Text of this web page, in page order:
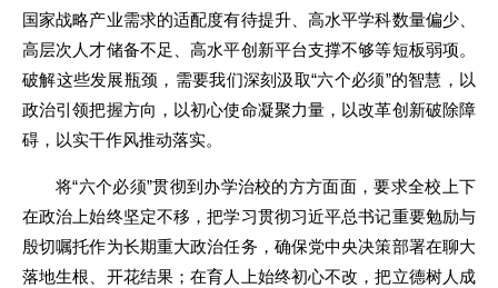
国家战略产业需求的适配度有待提升、高水平学科数量偏少、
高层次人才储备不足、高水平创新平台支撑不够等短板弱项。
破解这些发展瓶颈，需要我们深刻汲取“六个必须”的智慧，以
政治引领把握方向，以初心使命凝聚力量，以改革创新破除障
碍，以实干作风推动落实。
将“六个必须”贯彻到办学治校的方方面面，要求全校上下
在政治上始终坚定不移，把学习贯彻习近平总书记重要勉励与
殷切嘱托作为长期重大政治任务，确保党中央决策部署在聊大
落地生根、开花结果；在育人上始终初心不改，把立德树人成